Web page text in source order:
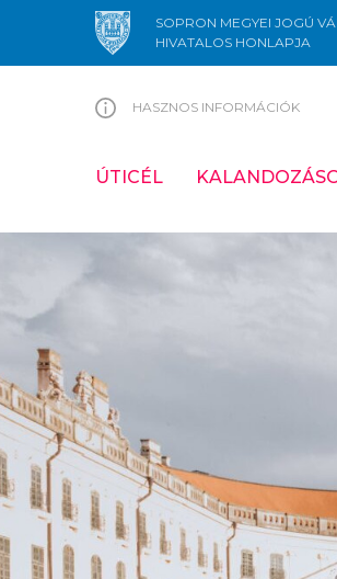
SOPRON MEGYEI JOGÚ
HIVATALOS HONLAPJA
HASZNOS INFORMÁCIÓK
ÚTICÉL